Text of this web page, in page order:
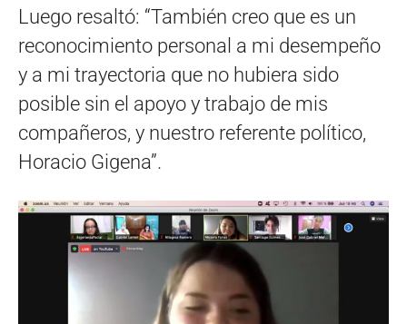
Luego resaltó: “También creo que es un
reconocimiento personal a mi desempeño
y a mi trayectoria que no hubiera sido
posible sin el apoyo y trabajo de mis
compañeros, y nuestro referente político,
Horacio Gigena”.